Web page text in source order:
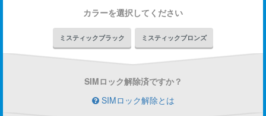
カラーを選択してください
ミスティックブラック ミスティックブロンズ
SIMロック解除済ですか？
SIMロック解除とは